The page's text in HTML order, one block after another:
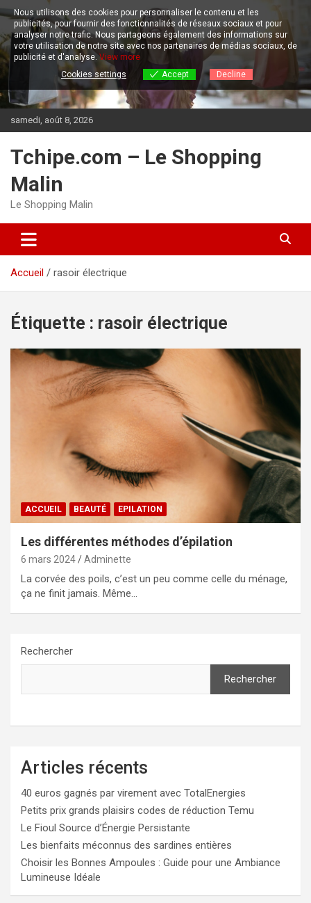
Aller
au
contenu
samedi, août 8, 2026
Tchipe.com – Le Shopping
Malin
Le Shopping Malin
Accueil rasoir électrique
Étiquette : rasoir électrique
ACCUEIL BEAUTÉ EPILATION
Les différentes méthodes d’épilation
6 mars 2024 Adminette
La corvée des poils, c’est un peu comme celle du ménage,
ça ne finit jamais. Même…
Rechercher
Rechercher
Articles récents
40 euros gagnés par virement avec TotalEnergies
Petits prix grands plaisirs codes de réduction Temu
Le Fioul Source d’Énergie Persistante
Les bienfaits méconnus des sardines entières
Choisir les Bonnes Ampoules : Guide pour une Ambiance
Lumineuse Idéale
Nous utilisons des cookies pour personnaliser le contenu et les
publicités, pour fournir des fonctionnalités de réseaux sociaux et pour
analyser notre trafic.Nous partageons également des informations sur
votre utilisation de notre site avec nos partenaires de médias sociaux, de
publicité et d'analyse. View more
Cookies settings
Accept Decline